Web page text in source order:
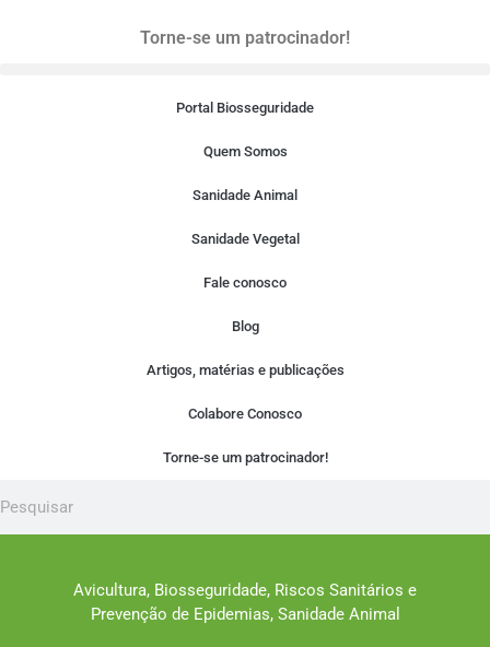
Torne-se um patrocinador!
Portal Biosseguridade
Quem Somos
Sanidade Animal
Sanidade Vegetal
Fale conosco
Blog
Artigos, matérias e publicações
Colabore Conosco
Torne-se um patrocinador!
Avicultura, Biosseguridade, Riscos Sanitários e
Prevenção de Epidemias, Sanidade Animal